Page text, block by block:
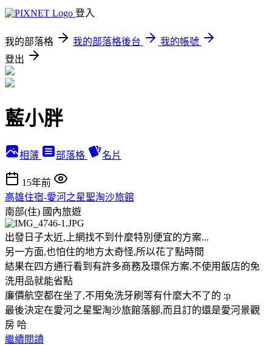
登入
我的部落格 我的部落格後台
我的帳號
登出
藍小胖
相簿 部落格 名片
15年前
高雄住宿-愛河之星聖淘沙旅館
南部(住) 國內旅遊
出發日子太近,上網找不到什麼特別便宜的方案...
另一方面,也怕住的地方太奇怪,所以花了點時間
結果在四方通行看到有許多商務及環保方案,不使用飯店的免
洗用品就能省點
廉價航空都在坐了,不用免洗牙刷等有什麼大不了的 :p
最後決定在愛河之星聖淘沙旅館落腳,而且訂的還是愛河景觀
房 哈
繼續閱讀